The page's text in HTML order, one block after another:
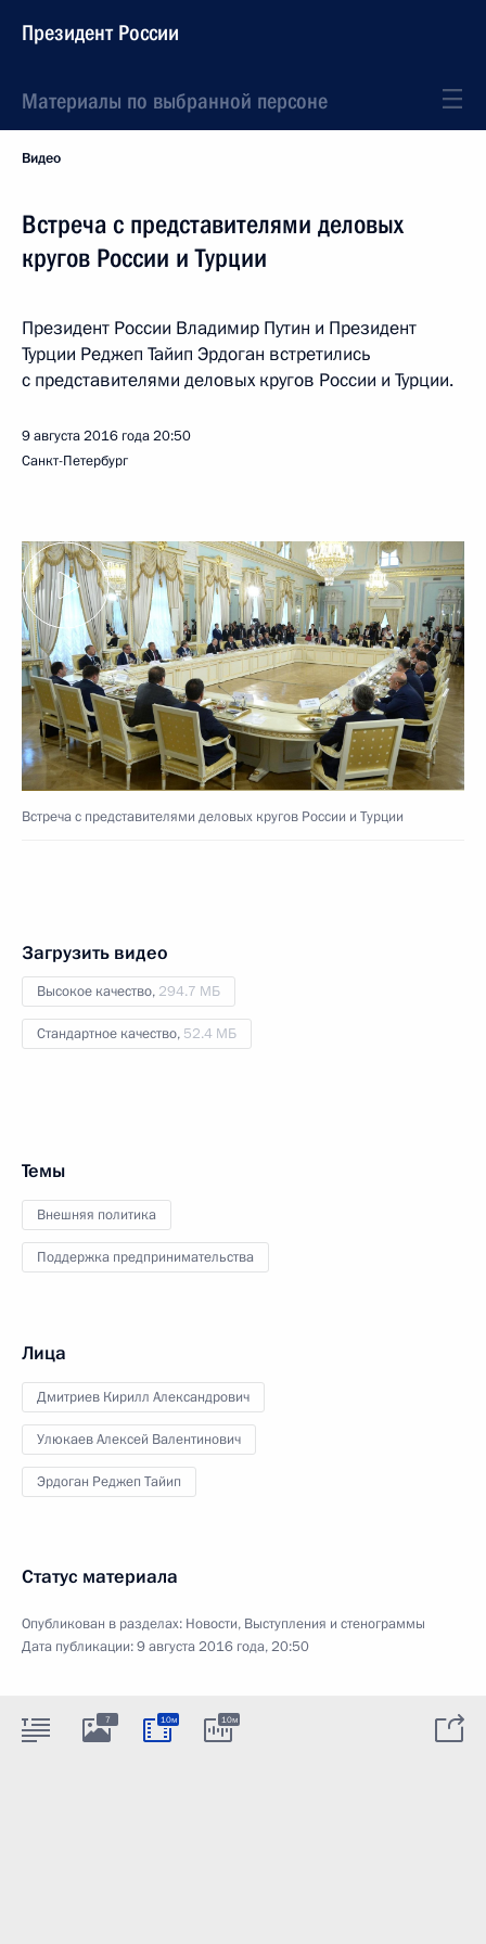
Президент России
Материалы по выбранной персоне
Видео
Встреча с представителями деловых
кругов России и Турции
Президент России Владимир Путин и Президент
Турции Реджеп Тайип Эрдоган встретились
с представителями деловых кругов России и Турции.
9 августа 2016 года20:50
Санкт-Петербург
Встреча с представителями деловых кругов России и Турции
Загрузить видео
Высокое качество, 294.7 МБ
Стандартное качество, 52.4 МБ
Темы
Внешняя политика
Поддержка предпринимательства
Лица
Дмитриев Кирилл Александрович
Улюкаев Алексей Валентинович
Эрдоган Реджеп Тайип
Статус материала
Опубликован в разделах: Новости, Выступления и стенограммы
Дата публикации:9 августа 2016 года, 20:50
7 10м 10м